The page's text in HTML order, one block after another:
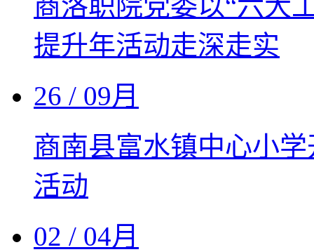
提升年活动走深走实
26 / 09月
商南县富水镇中心小
活动
02 / 04月